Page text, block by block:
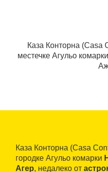
Каза Конторна (Casa
местечке Агульо
Каза Конторна (Casa
городке Агульо комарки
Агер, недалеко от